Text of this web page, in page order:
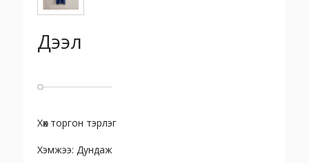
Дээл
Хөх торгон тэрлэг
Хэмжээ: Дундаж